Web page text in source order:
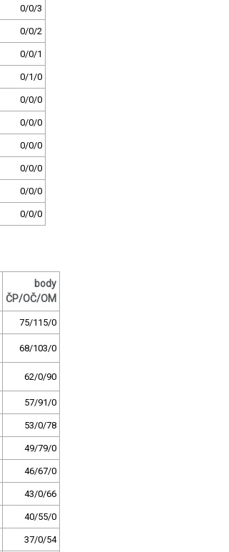
0/0/3
0/0/2
0/0/1
0/1/0
0/0/0
0/0/0
0/0/0
0/0/0
0/0/0
0/0/0
body
ČP/OČ/OM
75/115/0
68/103/0
62/0/90
57/91/0
53/0/78
49/79/0
46/67/0
43/0/66
40/55/0
37/0/54